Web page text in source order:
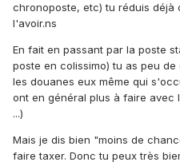
chronoposte, etc) tu réduis déjà
l'avoir.ns
En fait en passant par la poste
poste en colissimo) tu as peu
les douanes eux même qui
ont en général plus à faire avec
...)
Mais je dis bien "moins de
faire taxer. Donc tu peux très